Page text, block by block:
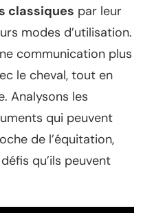
classiques par leur
modes d’utilisation.
communication plus
le cheval, tout en
Analysons les
qui peuvent
de l’équitation,
qu’ils peuvent